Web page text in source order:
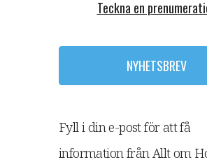
Teckna en
NYHETSBREV
Fyll i din e-post för att få
information från Allt om